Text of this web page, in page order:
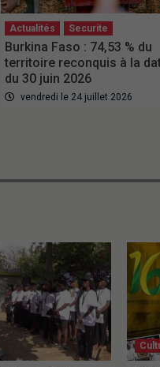
Actualités Securite
Burkina Faso : 74,53 % du
territoire reconquis à la
du 30 juin 2026
vendredi le 24 juillet 2026